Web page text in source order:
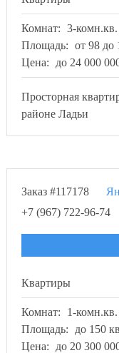
Комнат: 3-комн.кв.
Площадь: от 98 до
Цена:
до 24 000
Просторная
районе Ладьи
Заказ #117178
+7 (967) 722-96-74
Квартиры
Комнат:
1-комн.кв.
Площадь:
до 150
Цена:
до 20 300